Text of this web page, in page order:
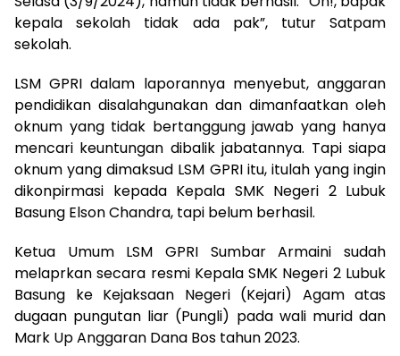
kepala sekolah tidak ada pak”, tutur Satpam
sekolah.
LSM GPRI dalam laporannya menyebut, anggaran
pendidikan disalahgunakan dan dimanfaatkan oleh
oknum yang tidak bertanggung jawab yang hanya
mencari keuntungan dibalik jabatannya. Tapi siapa
oknum yang dimaksud LSM GPRI itu, itulah yang ingin
dikonpirmasi kepada Kepala SMK Negeri 2 Lubuk
Basung Elson Chandra, tapi belum berhasil.
Ketua Umum LSM GPRI Sumbar Armaini sudah
melaprkan secara resmi Kepala SMK Negeri 2 Lubuk
Basung ke Kejaksaan Negeri (Kejari) Agam atas
dugaan pungutan liar (Pungli) pada wali murid dan
Mark Up Anggaran Dana Bos tahun 2023.